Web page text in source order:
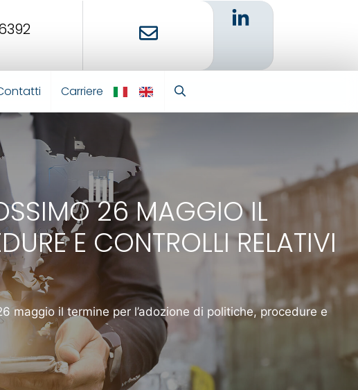
Carriere
26 MAGGIO IL
E CONTROLLI RELATIVI
maggio il termine per l’adozione di politiche, procedure e